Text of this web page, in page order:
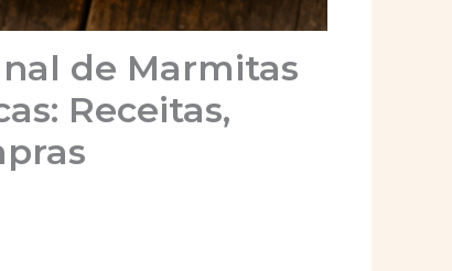
de Marmitas
Receitas,